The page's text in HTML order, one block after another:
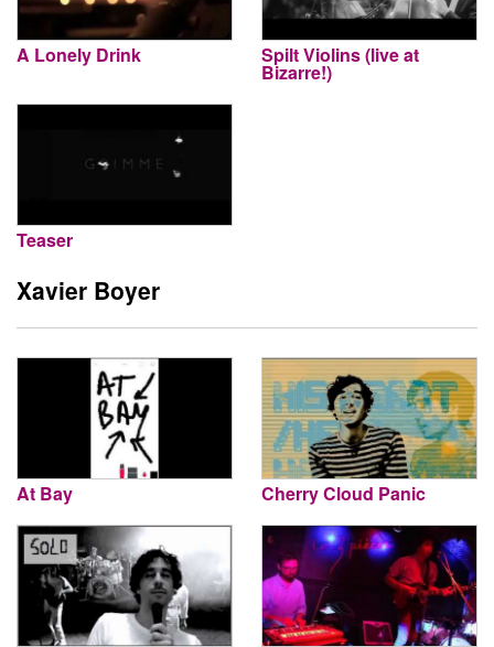
A Lonely Drink Spilt Violins (live at
Bizarre!)
Teaser
Xavier Boyer
At Bay Cherry Cloud Panic